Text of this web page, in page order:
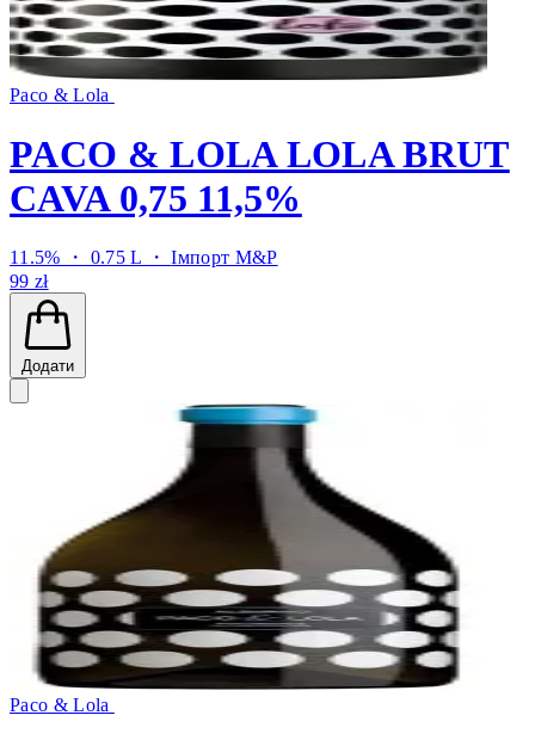
Paco & Lola
PACO & LOLA LOLA BRUT
CAVA 0,75 11,5%
11.5% ・ 0.75 L ・Імпорт M&P
99 zł
Додати
Paco & Lola